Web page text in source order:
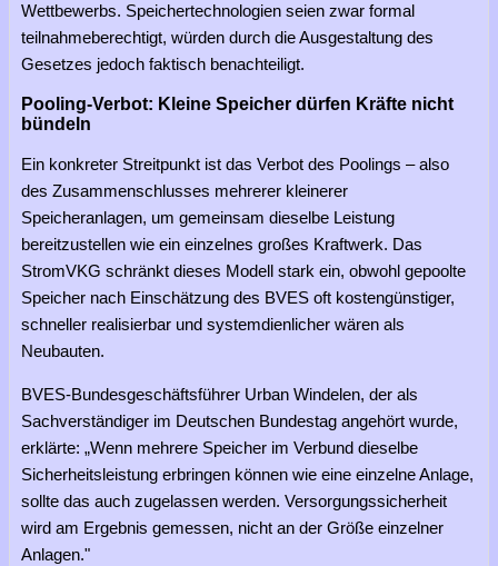
Wettbewerbs. Speichertechnologien seien zwar formal
teilnahmeberechtigt, würden durch die Ausgestaltung des
Gesetzes jedoch faktisch benachteiligt.
Pooling-Verbot: Kleine Speicher dürfen Kräfte nicht
bündeln
Ein konkreter Streitpunkt ist das Verbot des Poolings – also
des Zusammenschlusses mehrerer kleinerer
Speicheranlagen, um gemeinsam dieselbe Leistung
bereitzustellen wie ein einzelnes großes Kraftwerk. Das
StromVKG schränkt dieses Modell stark ein, obwohl gepoolte
Speicher nach Einschätzung des BVES oft kostengünstiger,
schneller realisierbar und systemdienlicher wären als
Neubauten.
BVES-Bundesgeschäftsführer Urban Windelen, der als
Sachverständiger im Deutschen Bundestag angehört wurde,
erklärte: „Wenn mehrere Speicher im Verbund dieselbe
Sicherheitsleistung erbringen können wie eine einzelne Anlage,
sollte das auch zugelassen werden. Versorgungssicherheit
wird am Ergebnis gemessen, nicht an der Größe einzelner
Anlagen."